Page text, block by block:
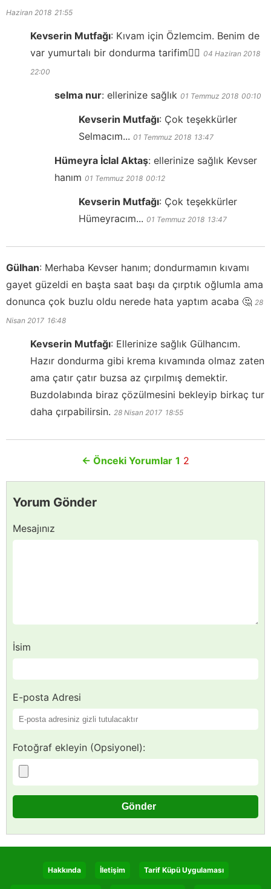
Haziran 2018 21:55
Kevserin Mutfağı: Kıvam için Özlemcim. Benim de
var yumurtalı bir dondurma tarifim👍🏻 04 Haziran 2018
22:00
selma nur: ellerinize sağlık 01 Temmuz 2018 00:10
Kevserin Mutfağı: Çok teşekkürler
Selmacım... 01 Temmuz 2018 13:47
Hümeyra İclal Aktaş: ellerinize sağlık Kevser
hanım 01 Temmuz 2018 00:12
Kevserin Mutfağı: Çok teşekkürler
Hümeyracım... 01 Temmuz 2018 13:47
Gülhan: Merhaba Kevser hanım; dondurmamın kıvamı
gayet güzeldi en başta saat başı da çırptık oğlumla ama
donunca çok buzlu oldu nerede hata yaptım acaba 🤔 28
Nisan 2017 16:48
Kevserin Mutfağı: Ellerinize sağlık Gülhancım.
Hazır dondurma gibi krema kıvamında olmaz zaten
ama çatır çatır buzsa az çırpılmış demektir.
Buzdolabında biraz çözülmesini bekleyip birkaç tur
daha çırpabilirsin. 28 Nisan 2017 18:55
← Önceki Yorumlar 1 2
Yorum Gönder
Mesajınız
İsim
E-posta Adresi
Fotoğraf ekleyin (Opsiyonel):
Hakkında İletişim Tarif Küpü Uygulaması